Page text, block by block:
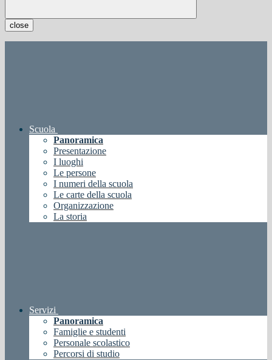
close
Scuola
Panoramica
Presentazione
I luoghi
Le persone
I numeri della scuola
Le carte della scuola
Organizzazione
La storia
Servizi
Panoramica
Famiglie e studenti
Personale scolastico
Percorsi di studio